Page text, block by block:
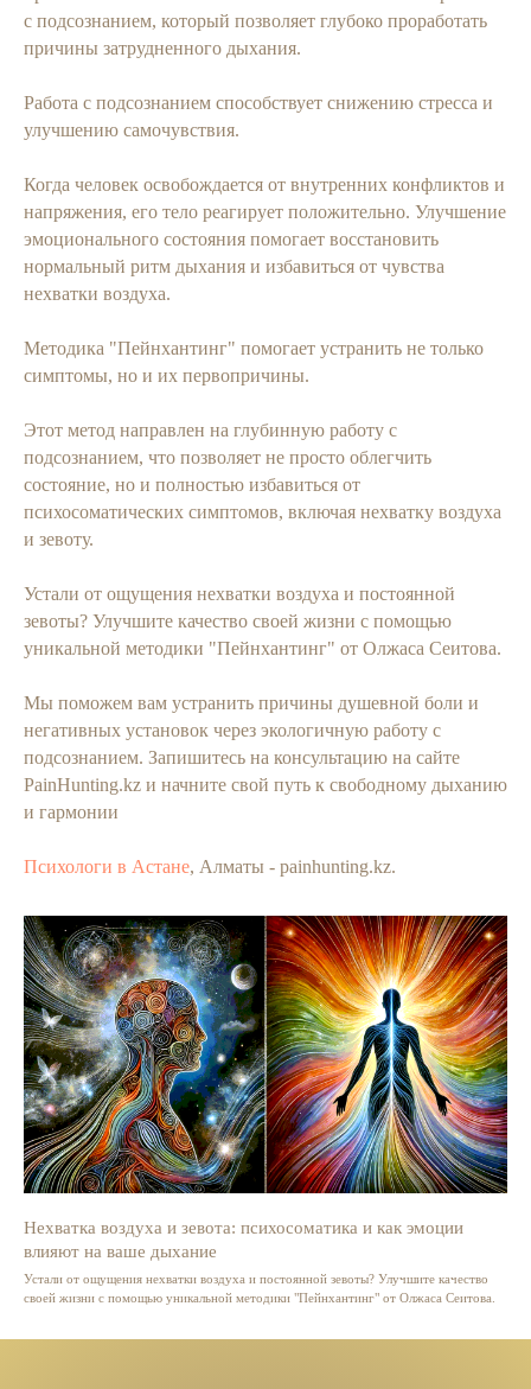
с подсознанием, который позволяет глубоко проработать
причины затрудненного дыхания.
Работа с подсознанием способствует снижению стресса и
улучшению самочувствия.
Когда человек освобождается от внутренних конфликтов и
напряжения, его тело реагирует положительно. Улучшение
эмоционального состояния помогает восстановить
нормальный ритм дыхания и избавиться от чувства
нехватки воздуха.
Методика "Пейнхантинг" помогает устранить не только
симптомы, но и их первопричины.
Этот метод направлен на глубинную работу с
подсознанием, что позволяет не просто облегчить
состояние, но и полностью избавиться от
психосоматических симптомов, включая нехватку воздуха
и зевоту.
Устали от ощущения нехватки воздуха и постоянной
зевоты? Улучшите качество своей жизни с помощью
уникальной методики "Пейнхантинг" от Олжаса Сеитова.
Мы поможем вам устранить причины душевной боли и
негативных установок через экологичную работу с
подсознанием. Запишитесь на консультацию на сайте
PainHunting.kz и начните свой путь к свободному дыханию
и гармонии
Психологи в Астане, Алматы - painhunting.kz.
Нехватка воздуха и зевота: психосоматика и как эмоции
влияют на ваше дыхание
Устали от ощущения нехватки воздуха и постоянной зевоты? Улучшите качество
своей жизни с помощью уникальной методики "Пейнхантинг" от Олжаса Сеитова.